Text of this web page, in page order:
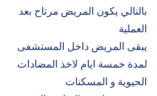
بالتالي يكون المريض مرتاح بعد
العملية
يبقى المريض داخل المستشفى
لمدة خمسة ايام لاخذ المضادات
الحيوية و المسكنات